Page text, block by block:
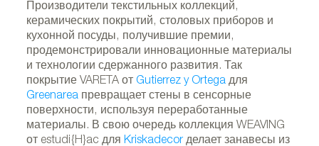
Производители текстильных коллекций,
керамических покрытий, столовых приборов и
кухонной посуды, получившие премии,
продемонстрировали инновационные материалы
и технологии сдержанного развития. Так
покрытие VARETA от Gutierrez y Ortega для
Greenarea превращает стены в сенсорные
поверхности, используя переработанные
материалы. В свою очередь коллекция WEAVING
от estudi{H}ac дляKriskadecor делает занавесы из